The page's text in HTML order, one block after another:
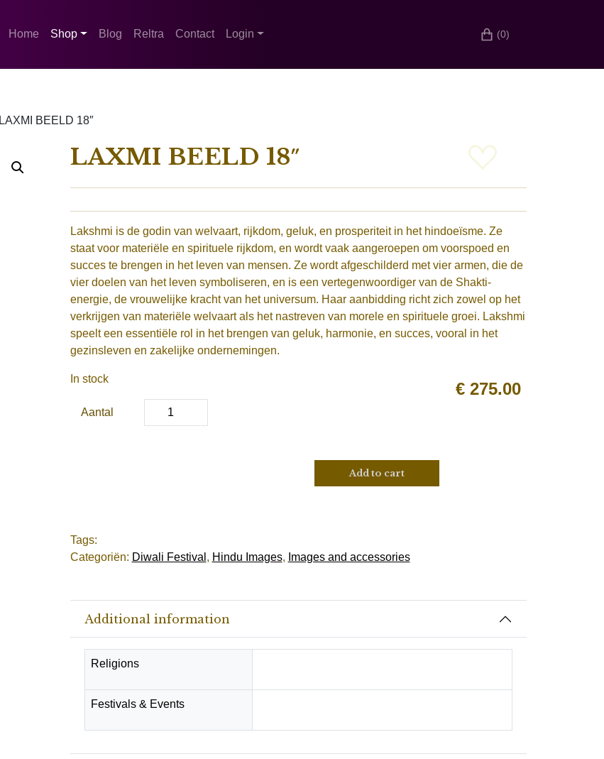
(0)
Home Shop Blog Reltra Contact Login
LAXMI BEELD 18″
LAXMI BEELD 18″
Lakshmi is de godin van welvaart, rijkdom, geluk, en prosperiteit in het hindoeïsme. Ze
staat voor materiële en spirituele rijkdom, en wordt vaak aangeroepen om voorspoed en
succes te brengen in het leven van mensen. Ze wordt afgeschilderd met vier armen, die de
vier doelen van het leven symboliseren, en is een vertegenwoordiger van de Shakti-
energie, de vrouwelijke kracht van het universum. Haar aanbidding richt zich zowel op het
verkrijgen van materiële welvaart als het nastreven van morele en spirituele groei. Lakshmi
speelt een essentiële rol in het brengen van geluk, harmonie, en succes, vooral in het
gezinsleven en zakelijke ondernemingen.
€ 275.00
In stock
Aantal
Add to cart
Tags:
Categoriën: Diwali Festival , Hindu Images, Images and accessories
Additional information
Religions
Festivals & Events